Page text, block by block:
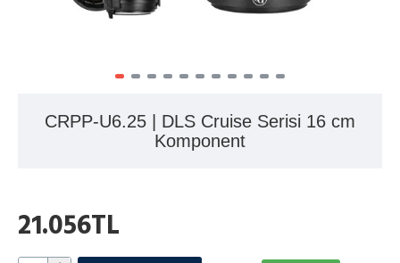
CRPP-U6.25 | DLS Cruise Serisi 16 cm
Komponent
21.056TL